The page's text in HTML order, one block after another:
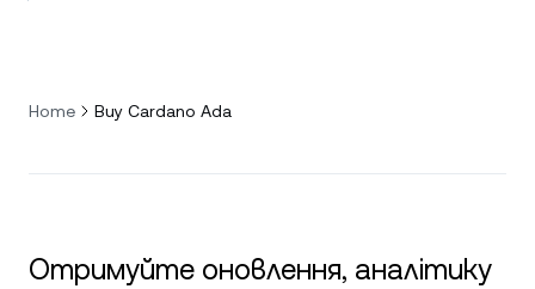
Home Buy Cardano Ada
Отримуйте оновлення, аналітику